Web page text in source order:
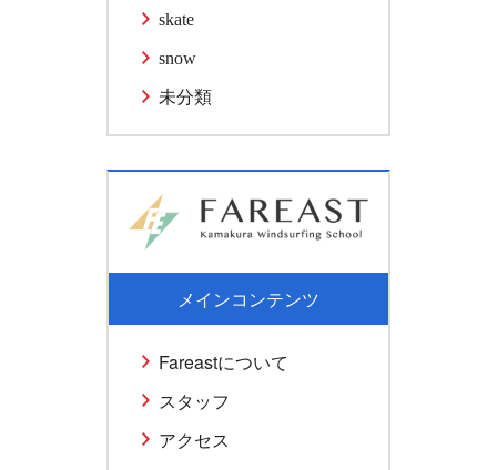
skate
snow
未分類
メインコンテンツ
Fareastについて
スタッフ
アクセス